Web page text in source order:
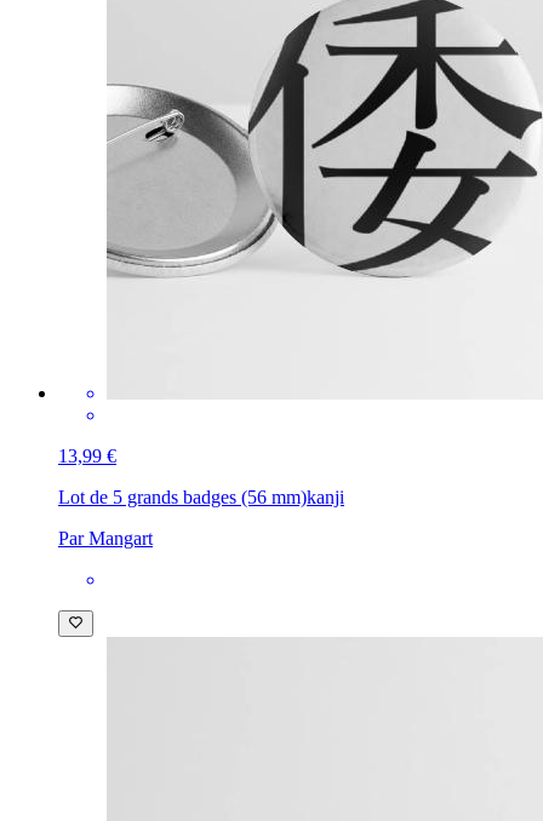
13,99 €
Lot de 5 grands badges (56 mm)kanji
Par Mangart